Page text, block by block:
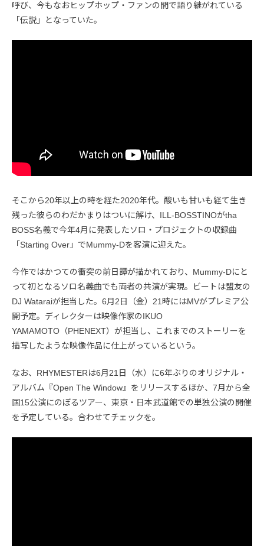
呼び、今もなおヒップホップ・ファンの間で語り継がれている
「伝説」となっていた。
そこから20年以上の時を経た2020年代。酸いも甘いも経て生き
残った彼らのわだかまりはついに解け、ILL-BOSSTINOがtha
BOSS名義で今年4月に発表したソロ・プロジェクトの収録曲
「Starting Over」でMummy-Dを客演に迎えた。
今作ではかつての衝突の前日譚が描かれており、Mummy-Dにと
って初となるソロ名義曲でも両者の共演が実現。ビートは盟友の
DJ Wataraiが担当した。6月2日（金）21時にはMVがプレミア公
開予定。ディレクターは映像作家のIKUO
YAMAMOTO（PHENEXT）が担当し、これまでのストーリーを
描写したような映像作品に仕上がっているという。
なお、RHYMESTERは6月21日（水）に6年ぶりのオリジナル・
アルバム『Open The Window』をリリースするほか、7月から全
国15公演にのぼるツアー、東京・日本武道館での単独公演の開催
を予定している。合わせてチェックを。